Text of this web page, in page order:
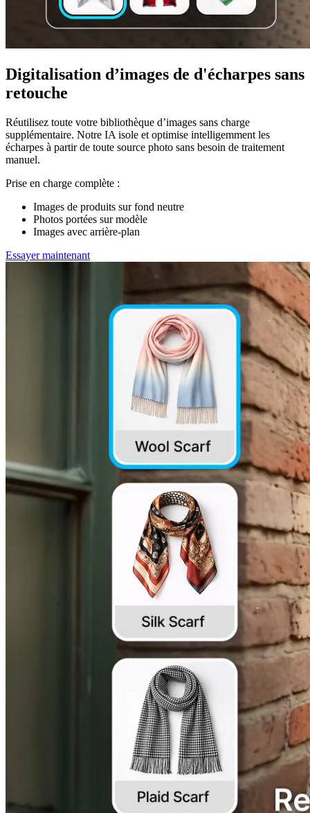
Digitalisation d’images de d'écharpes sans
retouche
Réutilisez toute votre bibliothèque d’images sans charge
supplémentaire. Notre IA isole et optimise intelligemment les
écharpes à partir de toute source photo sans besoin de traitement
manuel.
Prise en charge complète :
Images de produits sur fond neutre
Photos portées sur modèle
Images avec arrière-plan
Essayer maintenant